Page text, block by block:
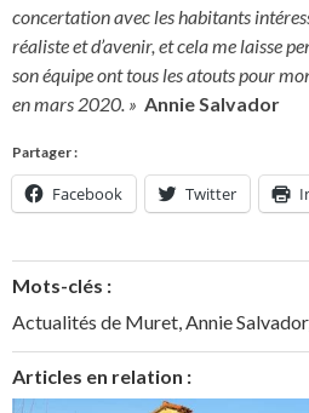
concertation avec les habitants
réaliste et d’avenir, et cela me laisse
son équipe ont tous les atouts pour
en mars 2020. » Annie Salvador
Partager :
Facebook Twitter
Mots-clés :
Actualités de Muret,Annie Salvador
Articles en relation :